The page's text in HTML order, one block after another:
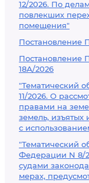
12/2026. По
повлекших
помещения"
Постановление
Постановление
18А/2026
"Тематический
11/2026. О
правами на
земель, изъятых
с
"Тематический
Федерации N 8/
судами
мерах,